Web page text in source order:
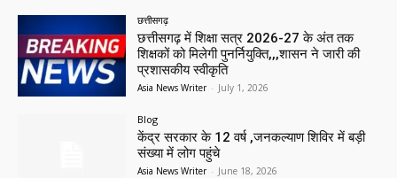
छत्तीसगढ़
छत्तीसगढ़ में शिक्षा सत्र 2026-27 के अंत तक
शिक्षकों को मिलेगी पुनर्नियुक्ति,,,शासन ने जारी की
प्रशासकीय स्वीकृति
Asia News Writer - July 1, 2026
Blog
केंद्र सरकार के 12 वर्ष ,जनकल्याण शिविर में बड़ी
संख्या में लोग पहुंचे
Asia News Writer - June 18, 2026